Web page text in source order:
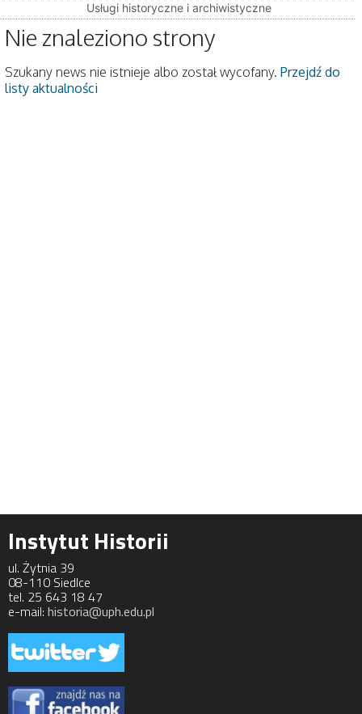
Usługi historyczne i archiwistyczne
Nie znaleziono strony
Szukany news nie istnieje albo został wycofany. Przejdź do
listy aktualności
Instytut Historii
ul. Żytnia 39
08-110 Siedlce
tel. 25 643 18 47
e-mail: historia@uph.edu.pl